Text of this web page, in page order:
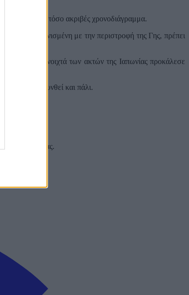
ένα τόσο ακριβές χρονοδιάγραμμα.
ώρα συγχρονισμένη με την περιστροφή της Γης, πρέπει
στα ανοιχτά των ακτών της Ιαπωνίας προκάλεσε
έχει επιταχυνθεί και πάλι.
media σας.